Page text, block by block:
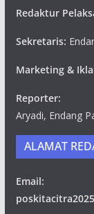
Redaktur
Sekretaris:
Marketing &
Reporter:
Aryadi, Endang
ALAMAT
Email: